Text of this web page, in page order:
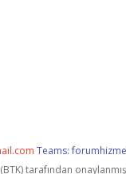
Teams:
tarafından